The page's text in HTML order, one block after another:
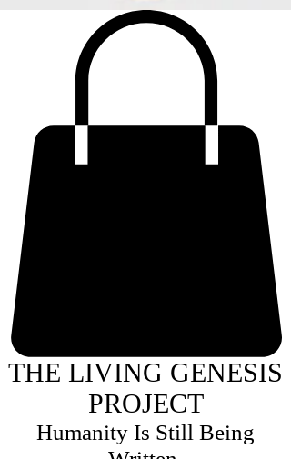
THE LIVING GENESIS
PROJECT
Humanity Is Still Being